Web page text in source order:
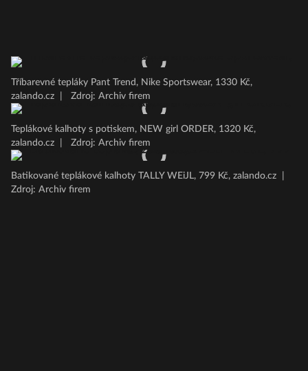
Tříbarevné tepláky Pant Trend, Nike Sportswear, 1330 Kč,
zalando.cz
Zdroj: Archiv firem
Teplákové kalhoty s potiskem, NEW girl ORDER, 1320 Kč,
zalando.cz
Zdroj: Archiv firem
Batikované teplákové kalhoty TALLY WEiJL, 799 Kč, zalando.cz
Zdroj: Archiv firem